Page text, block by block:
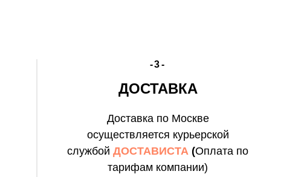
-3-
ДОСТАВКА
Доставка по Москве
осуществляется курьерской
службой ДОСТАВИСТА (Оплата по
тарифам компании)